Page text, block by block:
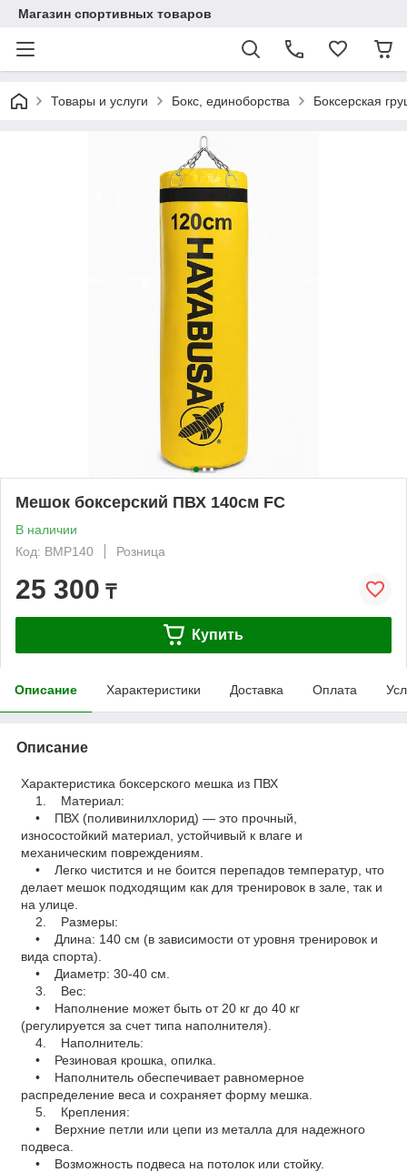
Магазин спортивных товаров
Товары и услуги Бокс, единоборства Боксерская
Мешок боксерский ПВХ 140см FC
В наличии
Код: BMP140
Розница
25 300 ₸
Купить
Описание Характеристики Доставка Оплата
Описание
Характеристика боксерского мешка из ПВХ
1. Материал:
• ПВХ (поливинилхлорид) — это прочный,
износостойкий материал, устойчивый к влаге и
механическим повреждениям.
• Легко чистится и не боится перепадов температур, что
делает мешок подходящим как для тренировок в зале, так и
на улице.
2. Размеры:
• Длина: 140 см (в зависимости от уровня тренировок и
вида спорта).
• Диаметр: 30-40 см.
3. Вес:
• Наполнение может быть от 20 кг до 40 кг
(регулируется за счет типа наполнителя).
4. Наполнитель:
• Резиновая крошка, опилка.
• Наполнитель обеспечивает равномерное
распределение веса и сохраняет форму мешка.
5. Крепления:
• Верхние петли или цепи из металла для надежного
подвеса.
• Возможность подвеса на потолок или стойку.